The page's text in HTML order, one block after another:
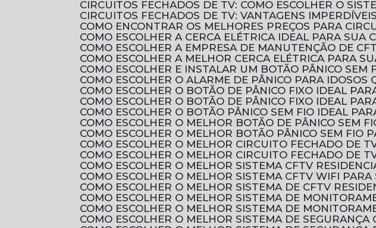
CIRCUITOS FECHADOS DE TV: COMO ESCOLHER O
CIRCUITOS FECHADOS DE TV: VANTAGENS IMPERDÍVEIS
COMO ENCONTRAR OS MELHORES PREÇOS PARA
COMO ESCOLHER A CERCA ELÉTRICA IDEAL PARA SUA
COMO ESCOLHER A EMPRESA DE MANUTENÇÃO DE
COMO ESCOLHER A MELHOR CERCA ELÉTRICA PARA
COMO ESCOLHER E INSTALAR UM BOTÃO PÂNICO SEM
COMO ESCOLHER O ALARME DE PÂNICO PARA
COMO ESCOLHER O BOTÃO DE PÂNICO FIXO IDEAL
COMO ESCOLHER O BOTÃO DE PÂNICO FIXO IDEAL
COMO ESCOLHER O BOTÃO PÂNICO SEM FIO IDEAL
COMO ESCOLHER O MELHOR BOTÃO DE PÂNICO SEM
COMO ESCOLHER O MELHOR BOTÃO PÂNICO SEM FIO
COMO ESCOLHER O MELHOR CIRCUITO FECHADO DE
COMO ESCOLHER O MELHOR CIRCUITO FECHADO DE
COMO ESCOLHER O MELHOR SISTEMA CFTV
COMO ESCOLHER O MELHOR SISTEMA CFTV WIFI
COMO ESCOLHER O MELHOR SISTEMA DE CFTV
COMO ESCOLHER O MELHOR SISTEMA DE
COMO ESCOLHER O MELHOR SISTEMA DE
COMO ESCOLHER O MELHOR SISTEMA DE